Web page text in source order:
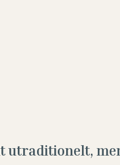
utraditionelt,